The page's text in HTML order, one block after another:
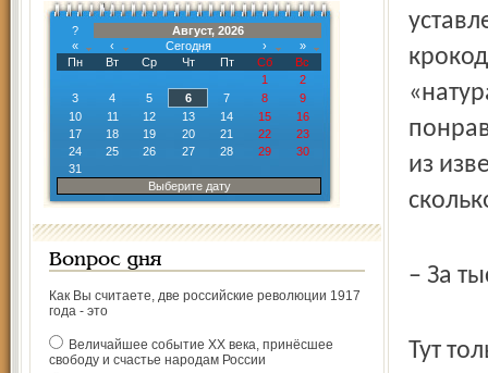
?
Август, 2026
«
‹ Сегодня ›
»
Пн
Вт Ср Чт Пт Сб
Вс
1
2
3
4 5 6 7 8
9
10
11 12 13 14 15
16
17
18 19 20 21 22
23
24
25 26 27 28 29
30
31
Выберите дату
Вопрос дня
Как Вы считаете, две российские революции 1917
года - это
Величайшее событие ХХ века, принёсшее
свободу и счастье народам России
из
– За
Тут